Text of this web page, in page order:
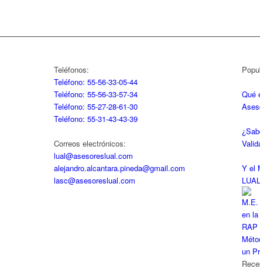
Teléfonos:
Teléfono: 55-56-33-05-44
Teléfono: 55-56-33-57-34
Teléfono: 55-27-28-61-30
Teléfono: 55-31-43-43-39
Correos electrónicos:
lual@asesoreslual.com
alejandro.alcantara.pineda@gmail.com
lasc@asesoreslual.com
Qué
Y el
LUAL
un